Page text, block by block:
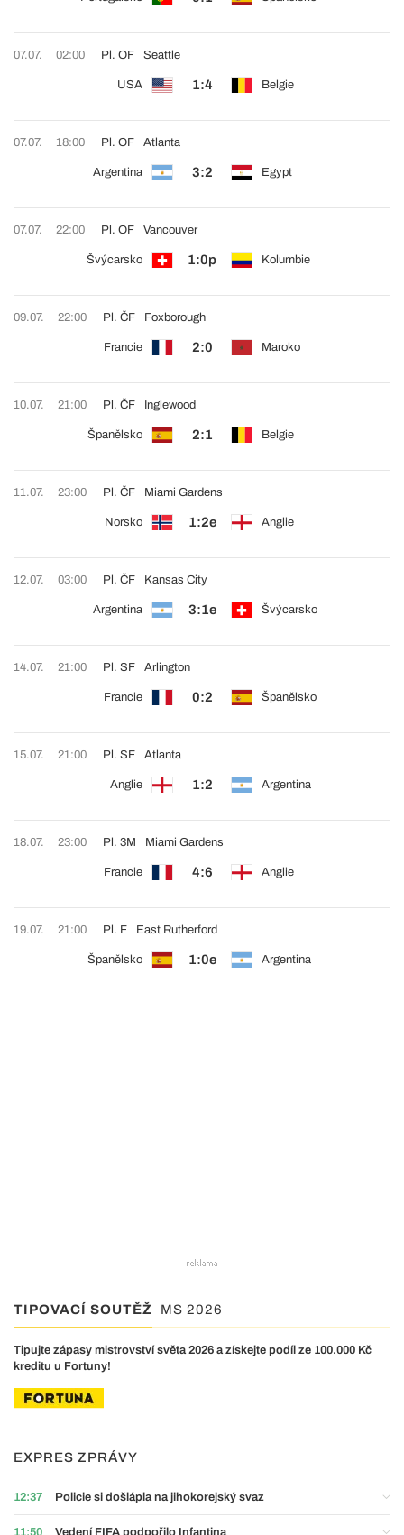
07.07. 02:00 Pl. OF
USA 1:4 Belgie
Seattle
07.07. 18:00 Pl. OF
Argentina 3:2 Egypt
Atlanta
07.07. 22:00 Pl. OF
Švýcarsko 1:0p Kolumbie
Vancouver
09.07. 22:00 Pl. ČF
Francie 2:0 Maroko
Foxborough
10.07. 21:00 Pl. ČF
Španělsko 2:1 Belgie
Inglewood
11.07. 23:00 Pl. ČF
Norsko 1:2e Anglie
Miami Gardens
12.07. 03:00 Pl. ČF
Argentina 3:1e Švýcarsko
Kansas City
14.07. 21:00 Pl. SF
Francie 0:2 Španělsko
Arlington
15.07. 21:00 Pl. SF
Anglie 1:2 Argentina
Atlanta
18.07. 23:00 Pl. 3M
Francie 4:6 Anglie
Miami Gardens
19.07. 21:00 Pl. F
Španělsko 1:0e Argentina
East Rutherford
TIPOVACÍ SOUTĚŽ MS 2026
Tipujte zápasy mistrovství světa 2026 a získejte podíl ze 100.000 Kč
kreditu u Fortuny!
EXPRES ZPRÁVY
12:37 Policie si došlápla na jihokorejský svaz
11:50 Vedení FIFA podpořilo Infantina